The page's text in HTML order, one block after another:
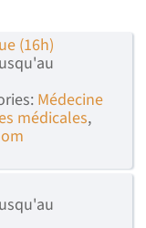
(16h)
Médecine
médicales,